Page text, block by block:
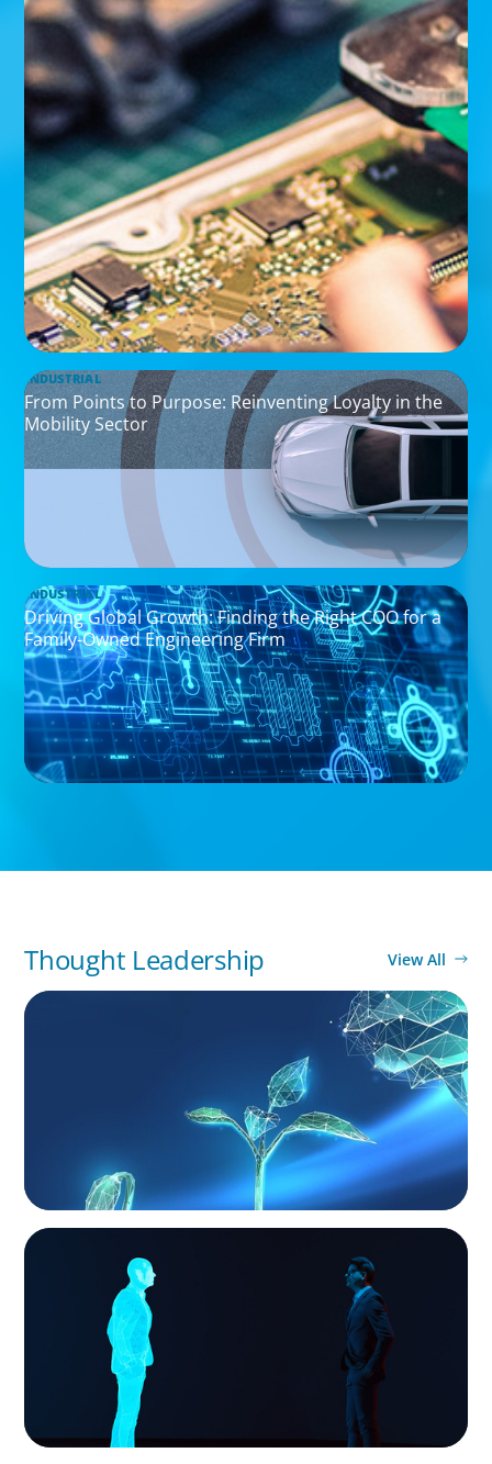
INDUSTRIAL
From Points to Purpose: Reinventing Loyalty in the
Mobility Sector
INDUSTRIAL
Driving Global Growth: Finding the Right COO for a
Family-Owned Engineering Firm
Thought Leadership View All
ARTICLES & PAPERS
Navigating Uncertainty: Private Equity's Next
ARTICLES & PAPERS
Why AI productivity depends on human
imagination